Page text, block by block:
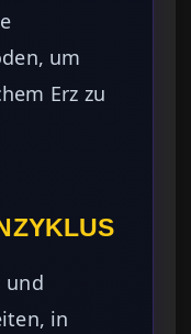
um
Erz zu
und
in